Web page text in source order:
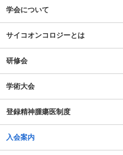
学会について
サイコオンコロジーとは
研修会
学術大会
登録精神腫瘍医制度
入会案内